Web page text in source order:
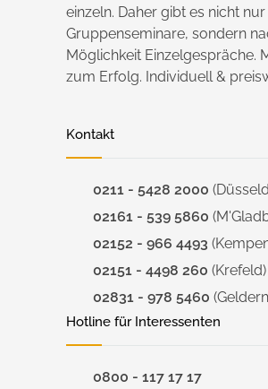
einzeln. Daher gibt es nicht nur
Gruppenseminare, sondern
Möglichkeit Einzelgespräche.
zum Erfolg. Individuell &
Kontakt
0211 - 5428 2000
02161 - 539 5860
02152 - 966 4493
02151 - 4498 260 (Krefeld)
02831 - 978 5460
Hotline für Interessenten
0800 - 117 17 17